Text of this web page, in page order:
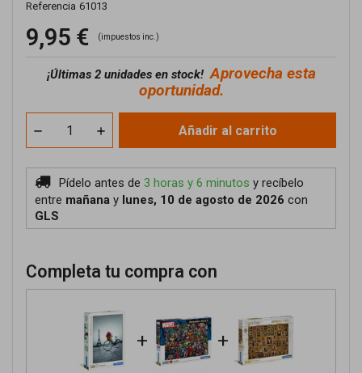
Referencia 61013
9,95 € (impuestos inc.)
¡Últimas 2 unidades en stock!Aprovecha esta
oportunidad.
Añadir al carrito
Pídelo antes de 3 horas y 6 minutos y recíbelo
entre mañana y lunes, 10 de agosto de 2026 con
GLS
Completa tu compra con
+ +